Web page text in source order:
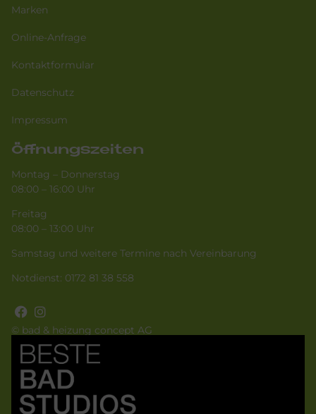
© bad & heizung concept AG
Marken
Online-Anfrage
Kontaktformular
Datenschutz
Impressum
Öffnungszeiten
Montag – Donnerstag
08:00 – 16:00 Uhr
Freitag
08:00 – 13:00 Uhr
Samstag und weitere Termine nach Vereinbarung
Notdienst: 0172 81 38 558